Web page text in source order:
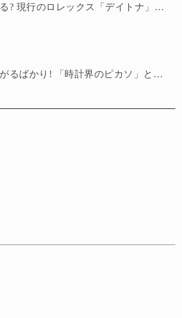
写真だけでわかる? 現行のロレックス「デイトナ」はどっち
作品の評価が上がるばかり! 「時計界のピカソ」と呼ばれる人物は誰?